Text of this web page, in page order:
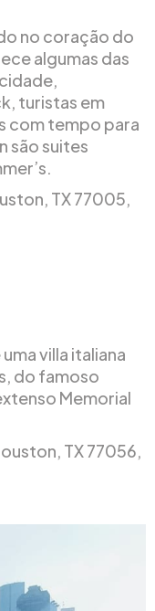
no coração do
algumas das
turistas em
com tempo para
são suites
TX 77005,
villa italiana
do famoso
Memorial
TX 77056,